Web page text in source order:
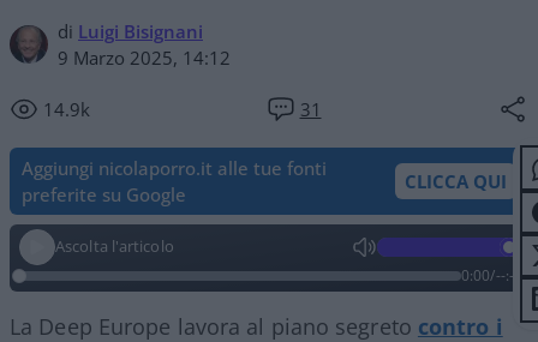
di Luigi Bisignani
9 Marzo 2025, 14:12
14.9k 31
Aggiungi nicolaporro.it alle tue fonti
preferite su Google
CLICCA QUI
Ascolta l'articolo
0:00/--:--
La Deep Europe lavora al piano segreto contro i